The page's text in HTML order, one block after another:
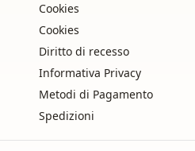
Cookies
Cookies
Diritto di recesso
Informativa Privacy
Metodi di Pagamento
Spedizioni